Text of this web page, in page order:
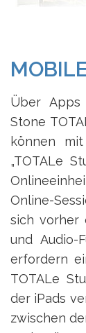
Über
Stone
können
„TOTALe
Online-
sich vorher
und Audio-
erfordern
TOTALe
der iPads
zwischen